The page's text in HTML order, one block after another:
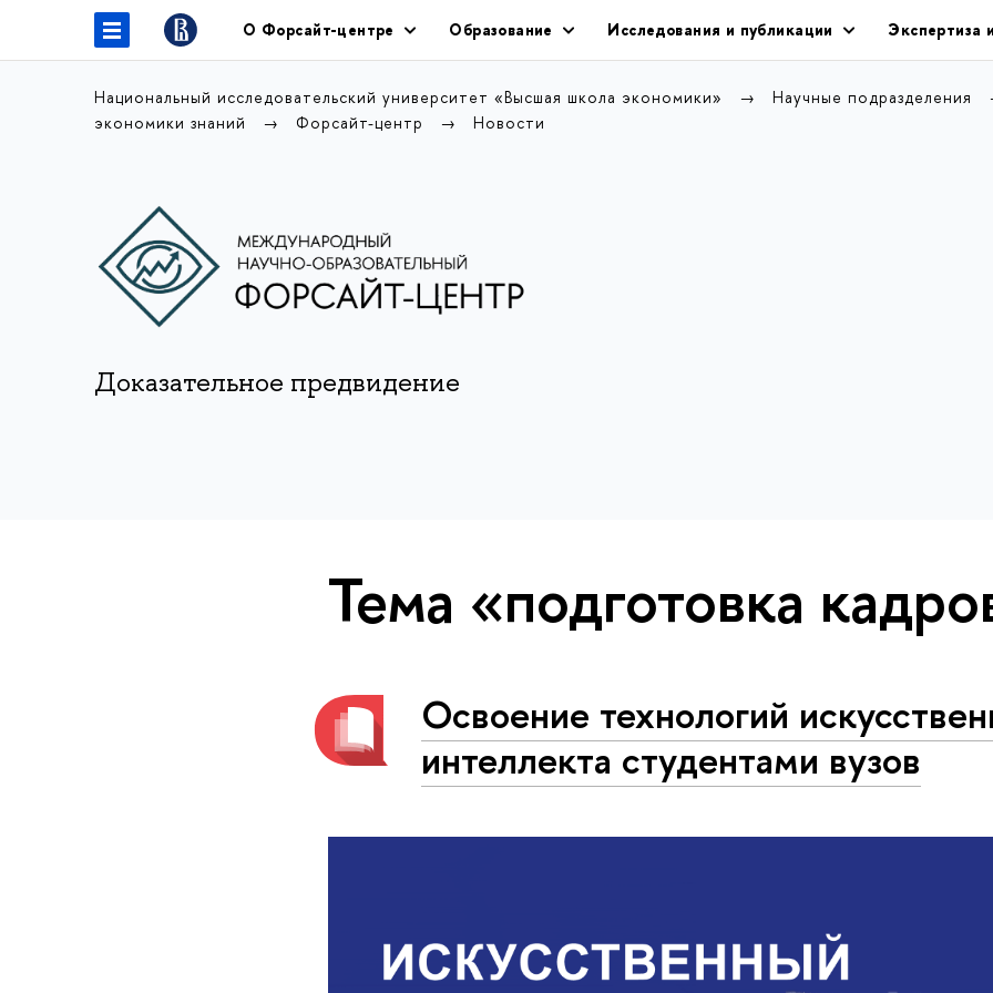
О Форсайт-центре Образование Исследования и публикации Экспертиза
Национальный исследовательский университет «Высшая школа экономики» Научные подразделения
экономики знаний
Форсайт-центр Новости
Доказательное предвидение
Тема «подготовка
Освоение технологий
интеллекта студентами вузов